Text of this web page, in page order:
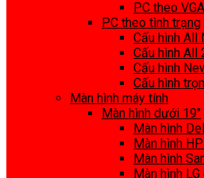
PC theo
PC theo tình trạng
Cấu hình All
Cấu hình All
Cấu hình
Cấu hình
Màn hình máy tính
Màn hình dưới 19″
Màn hình
Màn hình
Màn hình
Màn hình